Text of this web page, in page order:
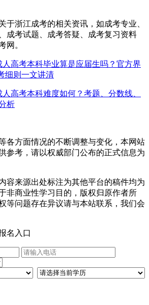
于浙江成考的相关资讯，如成考专业、
成考试题、成考答疑、成考复习资料
网。
人高考本科毕业算是应届生吗？官方界
细则一文讲清
人高考本科难度如何？考题、分数线、
析
各方面情况的不断调整与变化，本网站
参考，请以权威部门公布的正式信息为
容来源出处标注为其他平台的稿件均为
非商业性学习目的，版权归原作者所
等问题存在异议请与本站联系，我们会
名入口